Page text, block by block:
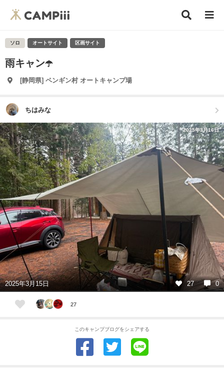
ソロ オートサイト 区画サイト
雨キャン☂️
[静岡県] ペンギン村 オートキャンプ場
ちはみな
2025年3月16日
2025年3月15日 27 0
27
このキャンプブログをシェアする